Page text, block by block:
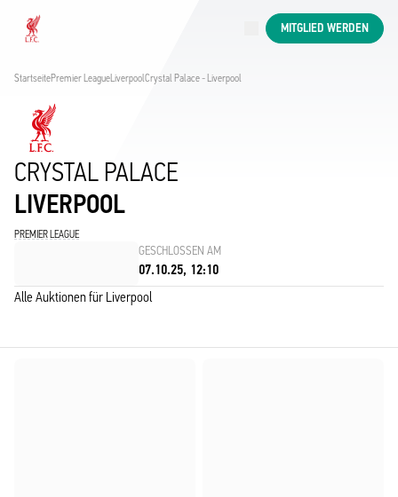
Now live
MITGLIED WERDEN
StartseitePremier LeagueLiverpoolCrystal Palace - Liverpool
CRYSTAL PALACE
LIVERPOOL
PREMIER LEAGUE
GESCHLOSSEN AM
07.10.25, 12:10
Alle Auktionen für Liverpool